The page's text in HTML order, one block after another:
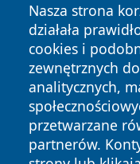
Nasza strona
działała
cookies i
zewnętrznych
analitycznych,
przetwarzane
partnerów.
Copyright © 2026
zastrzeżone.
News Autorzy